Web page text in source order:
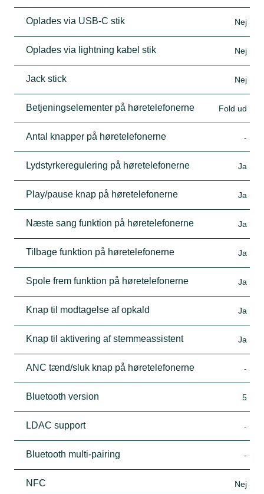
Oplades via USB-C stik Nej
Oplades via lightning kabel stik Nej
Jack stick Nej
Betjeningselementer på høretelefonerne Fold ud
Antal knapper på høretelefonerne -
Lydstyrkeregulering på høretelefonerne Ja
Play/pause knap på høretelefonerne Ja
Næste sang funktion på høretelefonerne Ja
Tilbage funktion på høretelefonerne Ja
Spole frem funktion på høretelefonerne Ja
Knap til modtagelse af opkald Ja
Knap til aktivering af stemmeassistent Ja
ANC tænd/sluk knap på høretelefonerne -
Bluetooth version 5
LDAC support -
Bluetooth multi-pairing -
NFC Nej